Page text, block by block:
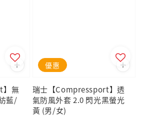
】無
藍/
優惠
瑞士【Compressport】透
氣防風外套 2.0 閃光黑螢光
黃 (男/女)